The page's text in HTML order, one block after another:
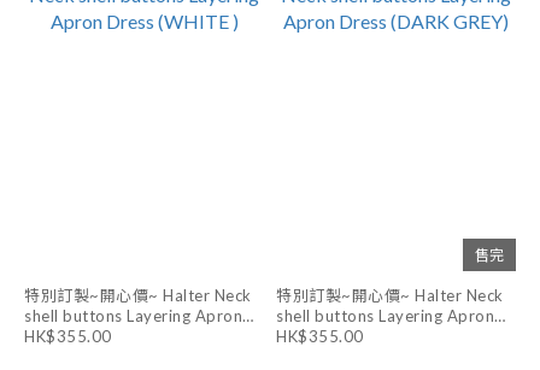
特別訂製~開心價~ Halter Neck
shell buttons Layering Apron
Dress (WHITE )
HK$355.00
售完
特別訂製~開心價~ Halter Neck
shell buttons Layering Apron
Dress (DARK GREY)
HK$355.00